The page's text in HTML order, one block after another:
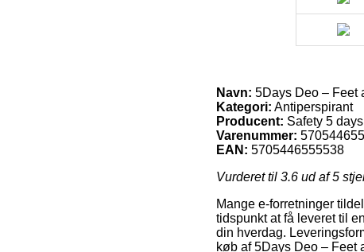
Navn: 5Days Deo – Feet
Kategori: Antiperspirant
Producent: Safety 5 days
Varenummer:
EAN: 5705446555538
Vurderet til 3.6 ud af 5
Mange e-forretninger
tidspunkt at få leveret til
din hverdag.
køb af 5Days Deo – Feet